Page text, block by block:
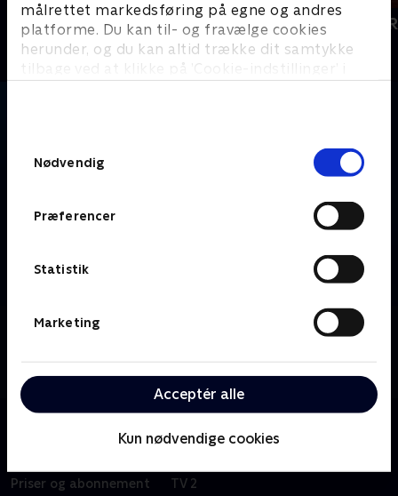
målrettet markedsføring på egne og andres
platforme. Du kan til- og fravælge cookies
herunder, og du kan altid trække dit samtykke
tilbage ved at klikke på ’Cookie-indstillinger’ i
Nødvendig
Præferencer
Statistik
Marketing
Acceptér alle
Kun nødvendige cookies
Cykling
Cykling
Catalonien
Cykling
Om Cykling - Højdepunkter
ugelange etapeløb, banecykling og cyklecross.
Priser og abonnement
TV 2